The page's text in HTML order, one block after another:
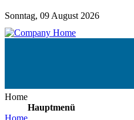
Sonntag, 09 August 2026
Home
Hauptmenü
Home